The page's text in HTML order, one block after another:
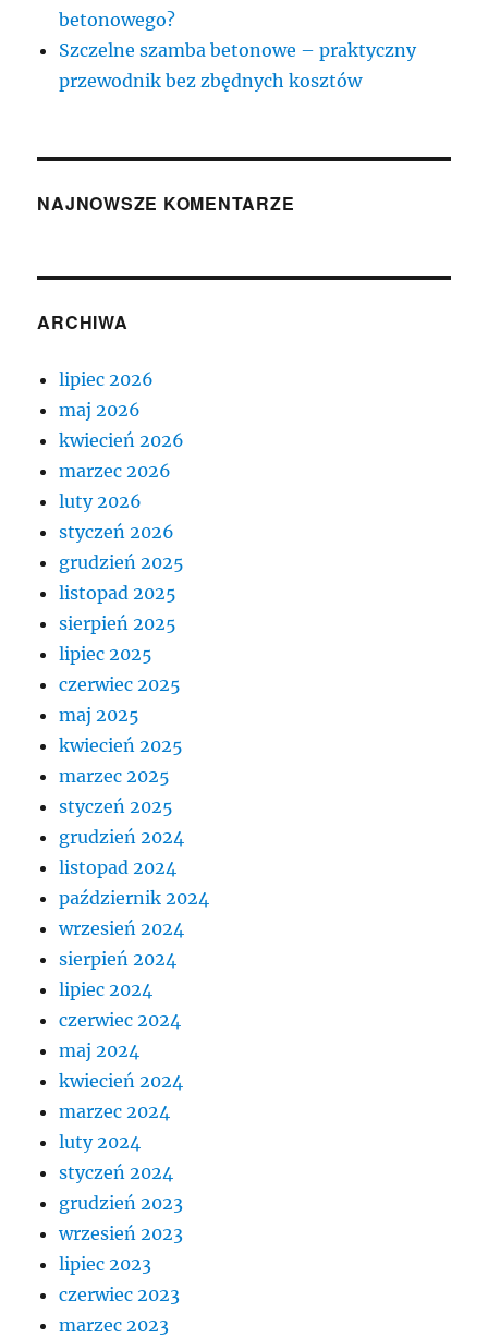
betonowego?
Szczelne szamba betonowe – praktyczny
przewodnik bez zbędnych kosztów
NAJNOWSZE KOMENTARZE
ARCHIWA
lipiec 2026
maj 2026
kwiecień 2026
marzec 2026
luty 2026
styczeń 2026
grudzień 2025
listopad 2025
sierpień 2025
lipiec 2025
czerwiec 2025
maj 2025
kwiecień 2025
marzec 2025
styczeń 2025
grudzień 2024
listopad 2024
październik 2024
wrzesień 2024
sierpień 2024
lipiec 2024
czerwiec 2024
maj 2024
kwiecień 2024
marzec 2024
luty 2024
styczeń 2024
grudzień 2023
wrzesień 2023
lipiec 2023
czerwiec 2023
marzec 2023